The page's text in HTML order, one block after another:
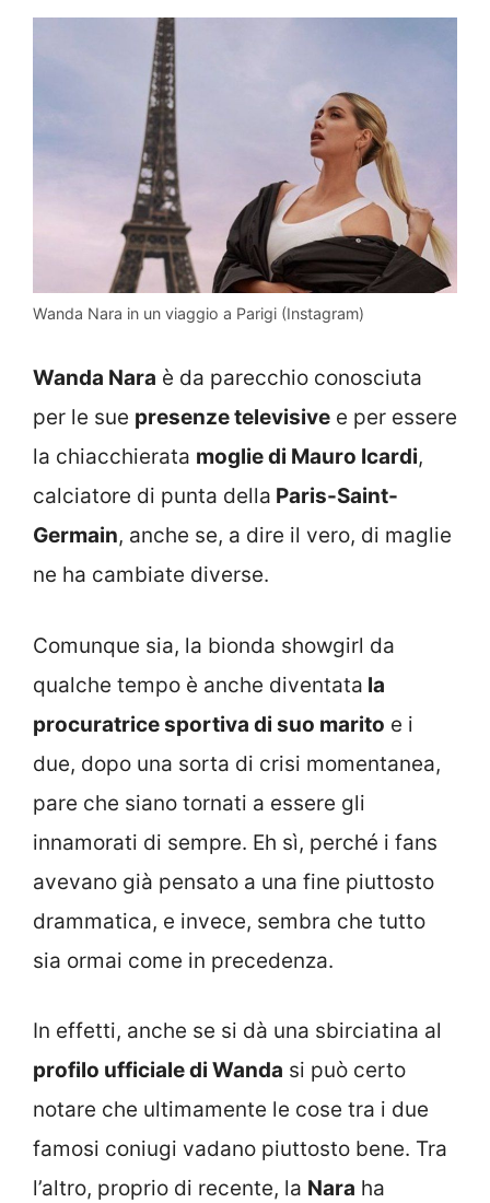
Wanda Nara in un viaggio a Parigi (Instagram)
Wanda Nara è da parecchio conosciuta
per le sue presenze televisive e per essere
la chiacchierata moglie di Mauro Icardi,
calciatore di punta della Paris-Saint-
Germain, anche se, a dire il vero, di maglie
ne ha cambiate diverse.
Comunque sia, la bionda showgirl da
qualche tempo è anche diventata la
procuratrice sportiva di suo marito e i
due, dopo una sorta di crisi momentanea,
pare che siano tornati a essere gli
innamorati di sempre. Eh sì, perché i fans
avevano già pensato a una fine piuttosto
drammatica, e invece, sembra che tutto
sia ormai come in precedenza.
In effetti, anche se si dà una sbirciatina al
profilo ufficiale di Wanda si può certo
notare che ultimamente le cose tra i due
famosi coniugi vadano piuttosto bene. Tra
l’altro, proprio di recente, la Nara ha